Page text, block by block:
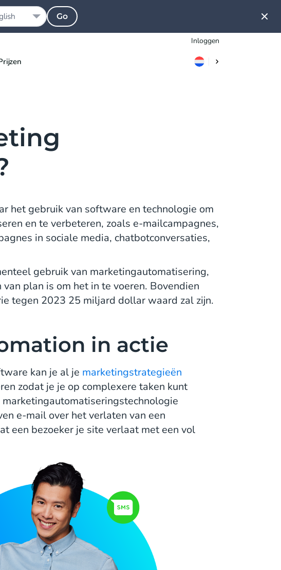
Inloggen
het gebruik van software en technologie om
en te verbeteren, zoals e-mailcampagnes,
in sociale media, chatbotconversaties,
gebruik van marketingautomatisering,
plan is om het in te voeren. Bovendien
tegen 2023 25 miljard dollar waard zal zijn.
in actie
kan je al je marketingstrategieën
zodat je je op complexere taken kunt
e-mail over het verlaten van een
een bezoeker je site verlaat met een vol
Go